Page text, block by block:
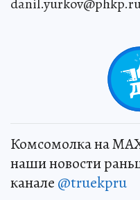
Комсомолка на
наши новости
канале @truekpru